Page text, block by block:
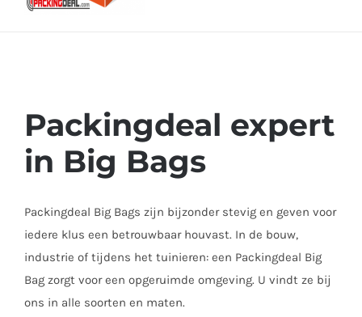
Packingdeal expert
in Big Bags
Packingdeal Big Bags zijn bijzonder stevig en geven voor
iedere klus een betrouwbaar houvast. In de bouw,
industrie of tijdens het tuinieren: een Packingdeal Big
Bag zorgt voor een opgeruimde omgeving. U vindt ze bij
ons in alle soorten en maten.